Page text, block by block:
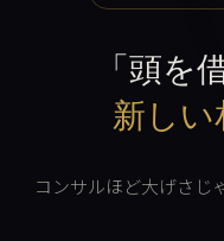
「頭を
新しい
コンサルほど大げさじ